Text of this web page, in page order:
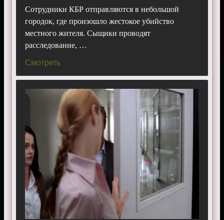
Сотрудники КБР отправляются в небольшой
городок, где произошло жестокое убийство
местного жителя. Сыщики проводят
расследование, …
Смотреть